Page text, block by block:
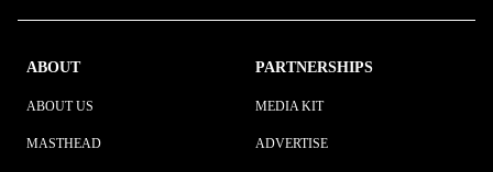
ABOUT
ABOUT US
MASTHEAD
PARTNERSHIPS
MEDIA KIT
ADVERTISE